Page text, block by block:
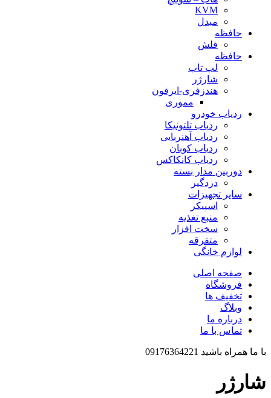
KVM
مبدل
حافظه
فلش
حافظه
لپ تاپ
شارژر
هندزفری-ایرفون
مموری
ردیاب خودرو
ردیاب تلتونیکا
ردیاب آهنربایی
ردیاب کوبان
ردیاب کانکاکس
دوربین مدار بسته
دزدگیر
سایر تجهیزات
اسپیکر
منبع تغذیه
سخت افزار
متفرقه
لوازم خانگی
صفحه اصلی
فروشگاه
تخفیف ها
وبلاگ
درباره ما
تماس با ما
با ما همراه باشید 09176364221
شارژر